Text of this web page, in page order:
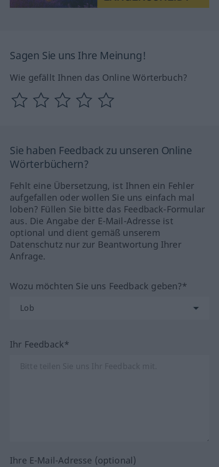
Sagen Sie uns Ihre Meinung!
Wie gefällt Ihnen das Online Wörterbuch?
Sie haben Feedback zu unseren Online
Wörterbüchern?
Fehlt eine Übersetzung, ist Ihnen ein Fehler
aufgefallen oder wollen Sie uns einfach mal
loben? Füllen Sie bitte das Feedback-Formular
aus. Die Angabe der E-Mail-Adresse ist
optional und dient gemäß unserem
Datenschutz nur zur Beantwortung Ihrer
Anfrage.
Wozu möchten Sie uns Feedback geben?*
Ihr Feedback*
Ihre E-Mail-Adresse (optional)